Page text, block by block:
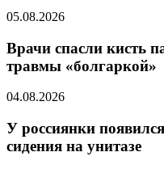
05.08.2026
Врачи спасли кисть
травмы «болгаркой»
04.08.2026
У россиянки
сидения на унитазе